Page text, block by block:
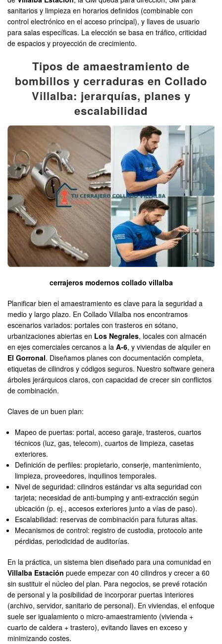
sanitarios y limpieza en horarios definidos (combinable con
control electrónico en el acceso principal), y llaves de usuario
para salas específicas. La elección se basa en tráfico, criticidad
de espacios y proyección de crecimiento.
Tipos de amaestramiento de
bombillos y cerraduras en Collado
Villalba: jerarquías, planes y
escalabilidad
cerrajeros modernos collado villalba
Planificar bien el amaestramiento es clave para la seguridad a
medio y largo plazo. En Collado Villalba nos encontramos
escenarios variados: portales con trasteros en sótano,
urbanizaciones abiertas en Los Negrales, locales con almacén
en ejes comerciales cercanos a la A-6, y viviendas de alquiler en
El Gorronal. Diseñamos planes con documentación completa,
etiquetas de cilindros y códigos seguros. Nuestro software genera
árboles jerárquicos claros, con capacidad de crecer sin conflictos
de combinación.
Claves de un buen plan:
Mapeo de puertas: portal, acceso garaje, trasteros, cuartos
técnicos (luz, gas, telecom), cuartos de limpieza, casetas
exteriores.
Definición de perfiles: propietario, conserje, mantenimiento,
limpieza, proveedores, inquilinos temporales.
Nivel de seguridad: cilindros estándar vs alta seguridad con
tarjeta; necesidad de anti-bumping y anti-extracción según
ubicación (p. ej., accesos exteriores junto a vías de paso).
Escalabilidad: reservas de combinación para futuras altas.
Mecanismos de control: registro de custodia, protocolo ante
pérdidas, periodicidad de auditorías.
En la práctica, un sistema bien diseñado para una comunidad en
Villalba Estación puede empezar con 40 cilindros y crecer a 60
sin sustituir el núcleo del plan. Para negocios, se prevé rotación
de personal y la posibilidad de incorporar puertas interiores
(archivo, servidor, sanitario de personal). En viviendas, el enfoque
suele ser igualamiento o micro-amaestramiento (vivienda +
cuarto de caldera + trastero), evitando llaves en exceso y
minimizando costes.